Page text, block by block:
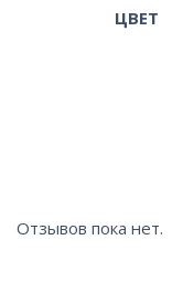
ЦВЕТ
Отзывов пока нет.